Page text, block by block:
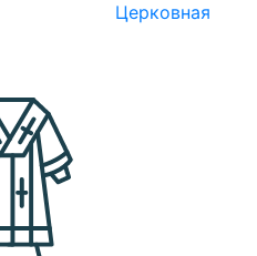
Церковная